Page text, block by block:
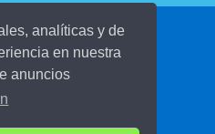
analíticas y de
en nuestra
anuncios